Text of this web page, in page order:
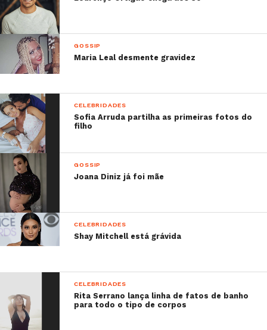
GOSSIP
Maria Leal desmente gravidez
CELEBRIDADES
Sofia Arruda partilha as primeiras fotos do
filho
GOSSIP
Joana Diniz já foi mãe
CELEBRIDADES
Shay Mitchell está grávida
CELEBRIDADES
Rita Serrano lança linha de fatos de banho
para todo o tipo de corpos